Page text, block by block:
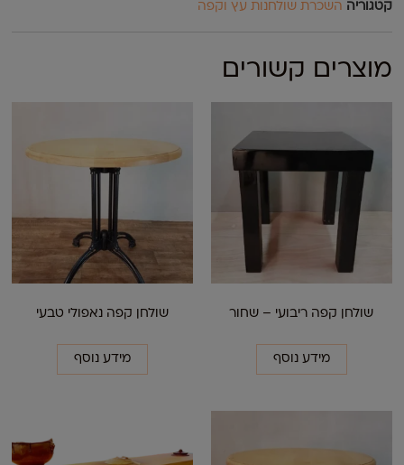
קטגוריה השכרת שולחנות עץ וקפה
מוצרים קשורים
שולחן קפה ריבועי – שחור
מידע נוסף
שולחן קפה נאפולי טבעי
מידע נוסף